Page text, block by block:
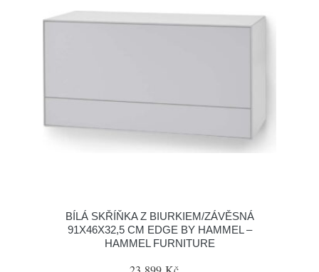
BÍLÁ SKŘÍŇKA Z BIURKIEM/ZÁVĚSNÁ
91X46X32,5 CM EDGE BY HAMMEL –
HAMMEL FURNITURE